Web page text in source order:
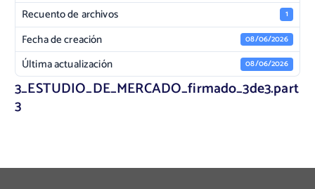
Recuento de archivos 1
Fecha de creación 08/06/2026
Última actualización 08/06/2026
3_ESTUDIO_DE_MERCADO_firmado_3de3.part
3